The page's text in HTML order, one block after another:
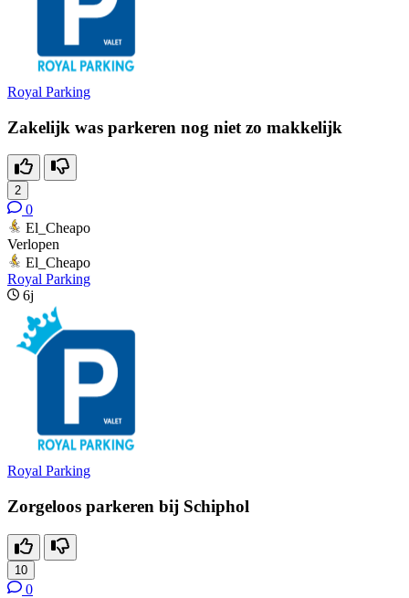
Royal Parking
Zakelijk was parkeren nog niet zo makkelijk
2
0
El_Cheapo
Verlopen
El_Cheapo
Royal Parking
6j
Royal Parking
Zorgeloos parkeren bij Schiphol
10
0